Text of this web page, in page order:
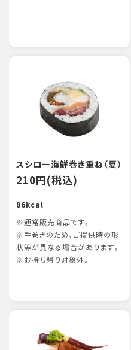
スシロー海鮮巻き重ね（夏）
210円(税込)
86kcal
※通常販売商品です。
※手巻きのため、ご提供時の形
状等が異なる場合があります。
※お持ち帰り対象外。